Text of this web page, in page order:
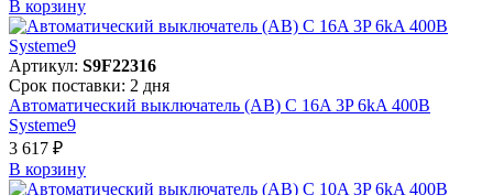
В корзинy
Артикул: S9F22316
Срок поставки: 2 дня
Автоматический выключатель (АВ) C 16A 3P 6kA 400В
Systeme9
3 617 ₽
В корзинy